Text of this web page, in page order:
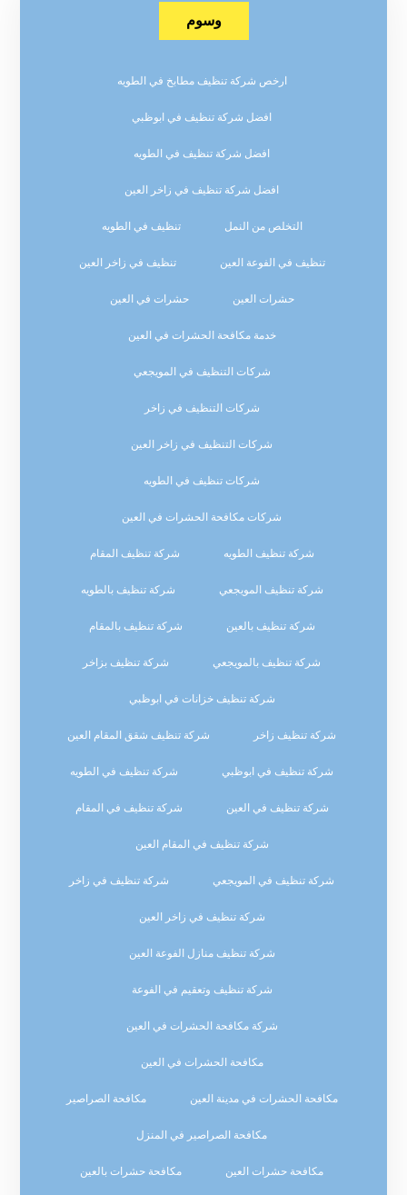
وسوم
ارخص شركة تنظيف مطابخ في الطويه
افضل شركة تنظيف في ابوظبي
افضل شركة تنظيف في الطويه
افضل شركة تنظيف في زاخر العين
التخلص من النمل تنظيف في الطويه
تنظيف في الفوعة العين تنظيف في زاخر العين
حشرات العين حشرات في العين
خدمة مكافحة الحشرات في العين
شركات التنظيف في المويجعي
شركات التنظيف في زاخر
شركات التنظيف في زاخر العين
شركات تنظيف في الطويه
شركات مكافحة الحشرات في العين
شركة تنظيف الطويه شركة تنظيف المقام
شركة تنظيف المويجعي شركة تنظيف بالطويه
شركة تنظيف بالعين شركة تنظيف بالمقام
شركة تنظيف بالمويجعي شركة تنظيف بزاخر
شركة تنظيف خزانات في ابوظبي
شركة تنظيف زاخر شركة تنظيف شقق المقام العين
شركة تنظيف في ابوظبي شركة تنظيف في الطويه
شركة تنظيف في العين شركة تنظيف في المقام
شركة تنظيف في المقام العين
شركة تنظيف في المويجعي شركة تنظيف في زاخر
شركة تنظيف في زاخر العين
شركة تنظيف منازل الفوعة العين
شركة تنظيف وتعقيم في الفوعة
شركة مكافحة الحشرات في العين
مكافحة الحشرات في العين
مكافحة الحشرات في مدينة العين مكافحة الصراصير
مكافحة الصراصير في المنزل
مكافحة حشرات العين مكافحة حشرات بالعين